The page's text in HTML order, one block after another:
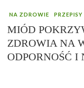
NA ZDROWIE PRZEPISY
MIÓD
ZDROWIA NA
ODPORNOŚĆ I